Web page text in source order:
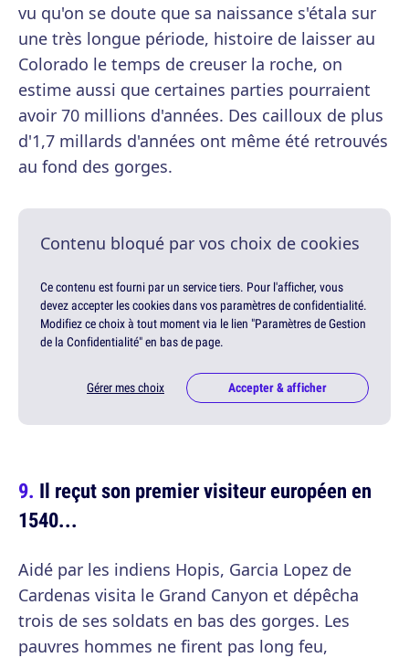
vu qu'on se doute que sa naissance s'étala sur
une très longue période, histoire de laisser au
Colorado le temps de creuser la roche, on
estime aussi que certaines parties pourraient
avoir 70 millions d'années. Des cailloux de plus
d'1,7 millards d'années ont même été retrouvés
au fond des gorges.
Contenu bloqué par vos choix de cookies
Ce contenu est fourni par un service tiers. Pour l'afficher, vous
devez accepter les cookies dans vos paramètres de confidentialité.
Modifiez ce choix à tout moment via le lien "Paramètres de Gestion
de la Confidentialité" en bas de page.
Gérer mes choix Accepter & afficher
Il reçut son premier visiteur européen en
1540...
Aidé par les indiens Hopis, Garcia Lopez de
Cardenas visita le Grand Canyon et dépêcha
trois de ses soldats en bas des gorges. Les
pauvres hommes ne firent pas long feu,